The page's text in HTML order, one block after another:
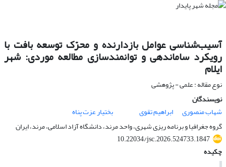
آسیب‌شناسی عوامل بازدارنده و محرّک توسعه بافت با
رویکرد ساماندهی و توانمندسازی مطالعه موردی: شهر
ایلام
نوع مقاله : علمی - پژوهشی
نویسندگان
شهاب منصوری
ابراهیم تقوی
بختیار عزت پناه
گروه جغرافیا و برنامه ریزی شهری، واحد مرند، دانشگاه آزاد اسلامی، مرند، ایران
10.22034/jsc.2026.524733.1847
چکیده